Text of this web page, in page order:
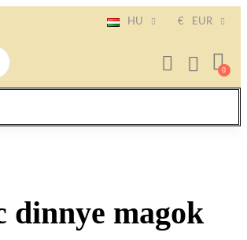
HU € EUR
dinnye magok